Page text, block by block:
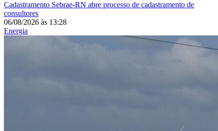
Cadastramento Sebrae-RN abre processo de cadastramento de
consultores
06/08/2026 às 13:28
Energia